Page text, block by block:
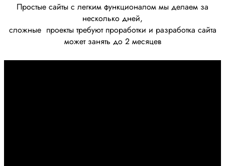
Простые сайты с легким функционалом мы делаем за
несколько дней,
сложные проекты требуют проработки и разработка сайта
может занять до 2 месяцев